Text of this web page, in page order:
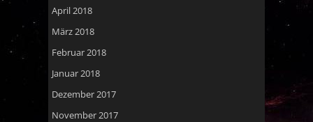
April 2018
März 2018
Februar 2018
Januar 2018
Dezember 2017
November 2017